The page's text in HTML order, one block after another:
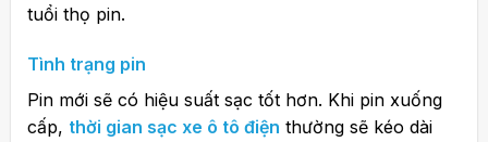
tuổi thọ pin.
Tình trạng pin
Pin mới sẽ có hiệu suất sạc tốt hơn. Khi pin xuống
cấp, thời gian sạc xe ô tô điện thường sẽ kéo dài